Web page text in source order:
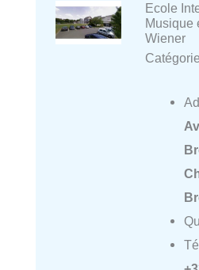
Ecole
Musique
Wiener